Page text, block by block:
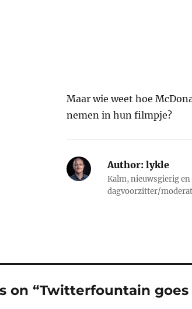
Maar wie weet hoe
nemen in hun filmpje?
Author:lykle
Kalm, nieuwsgierig en
dagvoorzitter/
on “Twitterfountain goes